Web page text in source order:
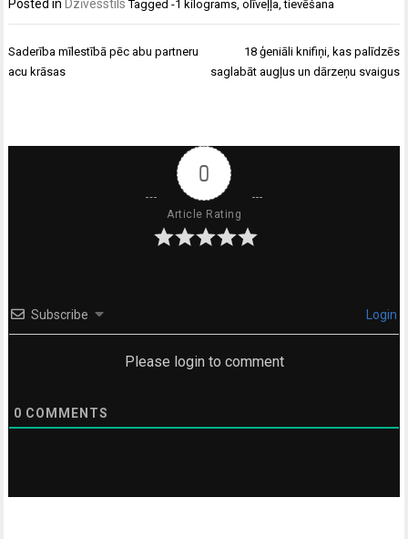
Posted in Dzīvesstils Tagged-1 kilograms ,olīveļļa ,tievēšana
Ziņu
izvēlne
Saderība mīlestībā pēc abu partneru
acu krāsas
18 ģeniāli knifiņi, kas palīdzēs
saglabāt augļus un dārzeņu svaigus
0
Article Rating
Subscribe Login
Please login to comment
0 COMMENTS